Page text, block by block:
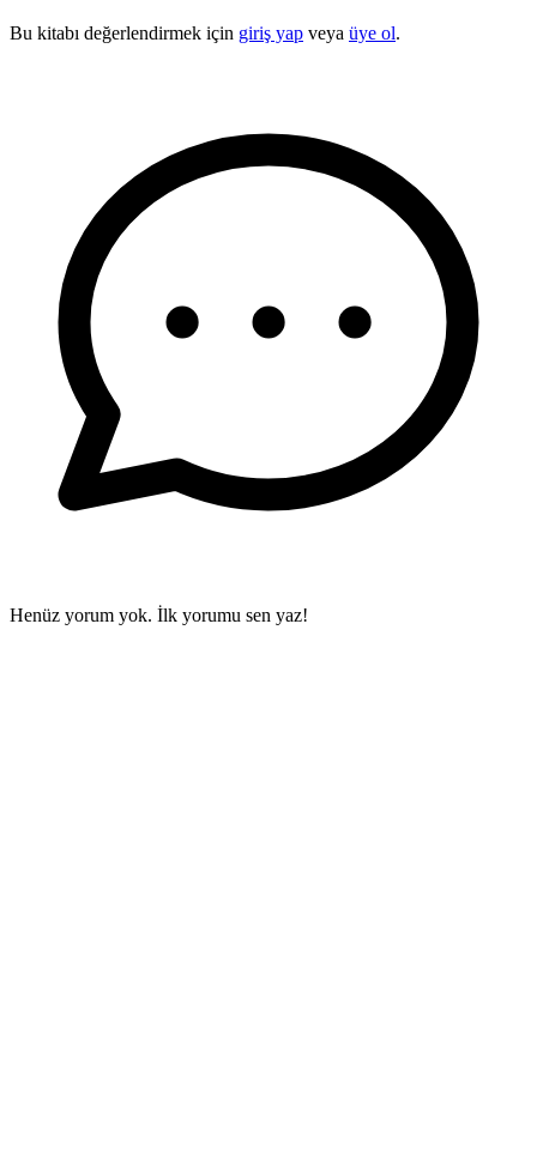
Bu kitabı değerlendirmek için giriş yap veya üye ol.
Henüz yorum yok. İlk yorumu sen yaz!